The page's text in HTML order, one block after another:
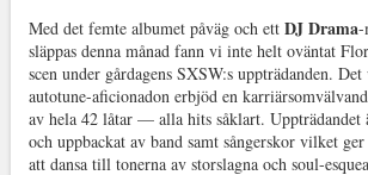
Med det femte albumet påväg och ett DJ Drama-
släppas denna månad fann vi inte helt oväntat
scen under gårdagens SXSW:s uppträdanden.
autotune-aficionadon erbjöd en
av hela 42 låtar — alla hits såklart. Uppträdandet
och uppbackat av band samt sångerskor vilket
att dansa till tonerna av storslagna och soul-